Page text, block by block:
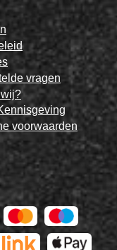
vragen
voorwaarden